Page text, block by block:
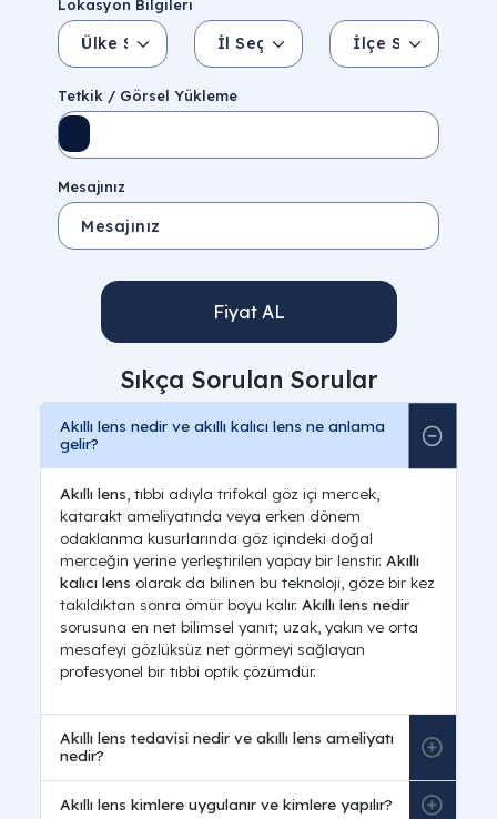
Lokasyon Bilgileri
Ülke Seçin
İl Seçin İlçe Seçin
Tetkik / Görsel Yükleme
Mesajınız
Fiyat AL